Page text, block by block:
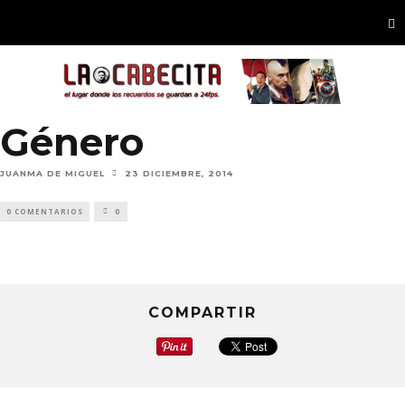
Género
JUANMA DE MIGUEL 23 DICIEMBRE, 2014
0 COMENTARIOS 0
COMPARTIR